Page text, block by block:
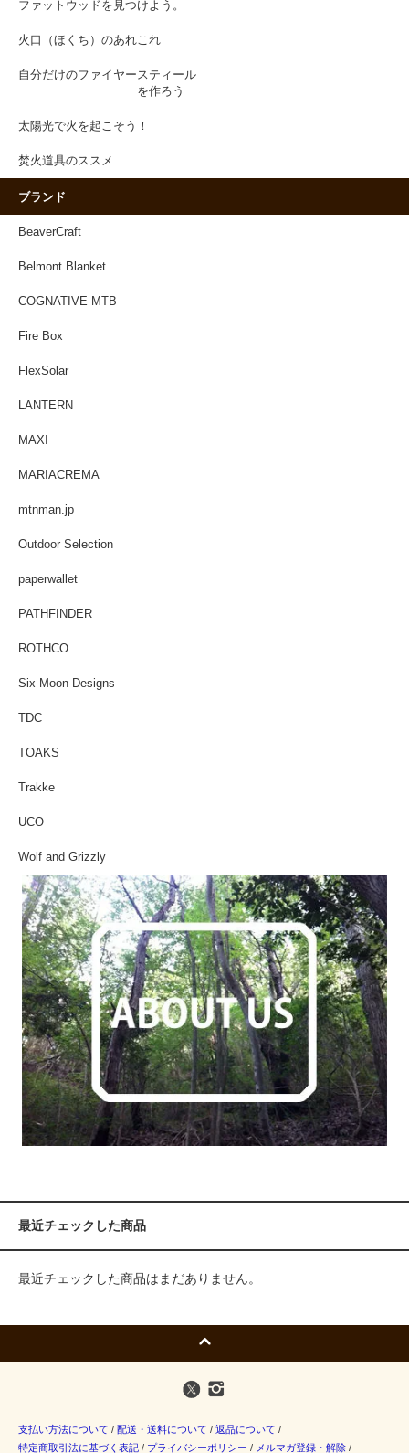
ファットウッドを見つけよう。
火口（ほくち）のあれこれ
自分だけのファイヤースティール
を作ろう
太陽光で火を起こそう！
焚火道具のススメ
ブランド
BeaverCraft
Belmont Blanket
COGNATIVE MTB
Fire Box
FlexSolar
LANTERN
MAXI
MARIACREMA
mtnman.jp
Outdoor Selection
paperwallet
PATHFINDER
ROTHCO
Six Moon Designs
TDC
TOAKS
Trakke
UCO
Wolf and Grizzly
最近チェックした商品
最近チェックした商品はまだありません。
支払い方法について / 配送・送料について / 返品について /
特定商取引法に基づく表記 / プライバシーポリシー / メルマガ登録・解除 /